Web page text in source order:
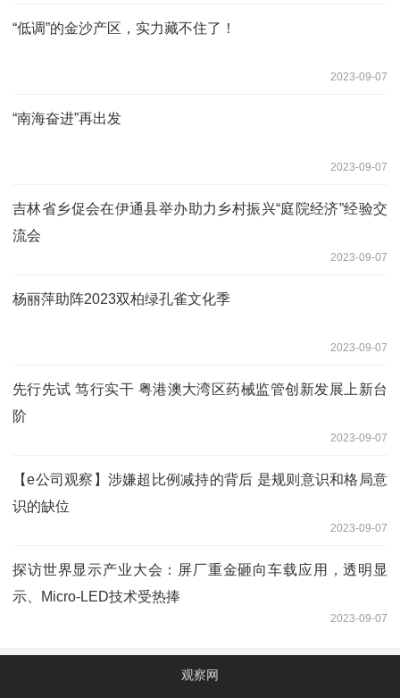
“低调”的金沙产区，实力藏不住了！
2023-09-07
“南海奋进”再出发
2023-09-07
吉林省乡促会在伊通县举办助力乡村振兴“庭院经济”经验交
流会
2023-09-07
杨丽萍助阵2023双柏绿孔雀文化季
2023-09-07
先行先试 笃行实干 粤港澳大湾区药械监管创新发展上新台
阶
2023-09-07
【e公司观察】涉嫌超比例减持的背后 是规则意识和格局意
识的缺位
2023-09-07
探访世界显示产业大会：屏厂重金砸向车载应用，透明显
示、Micro-LED技术受热捧
2023-09-07
观察网